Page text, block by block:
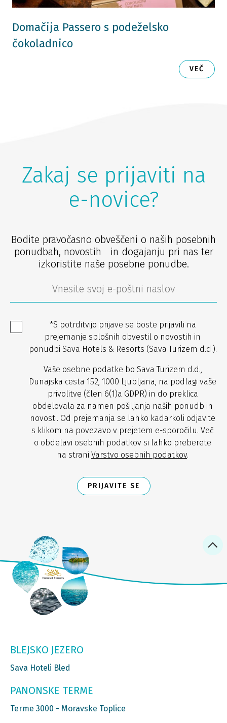
Domačija Passero s podeželsko
čokoladnico
VEČ
Zakaj se prijaviti na
e-novice?
Bodite pravočasno obveščeni o naših posebnih
ponudbah, novostih in dogajanju pri nas ter
izkoristite naše posebne ponudbe.
*S potrditvijo prijave se boste prijavili na
prejemanje splošnih obvestil o novostih in
ponudbi Sava Hotels & Resorts (Sava Turizem d.d.).
Vaše osebne podatke bo Sava Turizem d.d.,
Dunajska cesta 152, 1000 Ljubljana, na podlagi vaše
privolitve (člen 6(1)a GDPR) in do preklica
obdelovala za namen pošiljanja naših ponudb in
novosti. Od prejemanja se lahko kadarkoli odjavite
s klikom na povezavo v prejetem e-sporočilu. Več
o obdelavi osebnih podatkov si lahko preberete
na strani Varstvo osebnih podatkov.
PRIJAVITE SE
BLEJSKO JEZERO
Sava Hoteli Bled
PANONSKE TERME
Terme 3000 - Moravske Toplice